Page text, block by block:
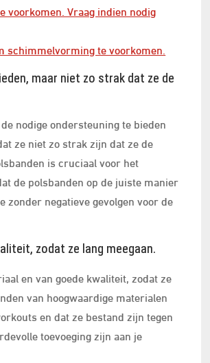
voorkomen. Vraag indien nodig
schimmelvorming te voorkomen.
maar niet zo strak dat ze de
nodige ondersteuning te bieden
ze niet zo strak zijn dat ze de
is cruciaal voor het
de polsbanden op de juiste manier
negatieve gevolgen voor de
zodat ze lang meegaan.
en van goede kwaliteit, zodat ze
van hoogwaardige materialen
en dat ze bestand zijn tegen
toevoeging zijn aan je